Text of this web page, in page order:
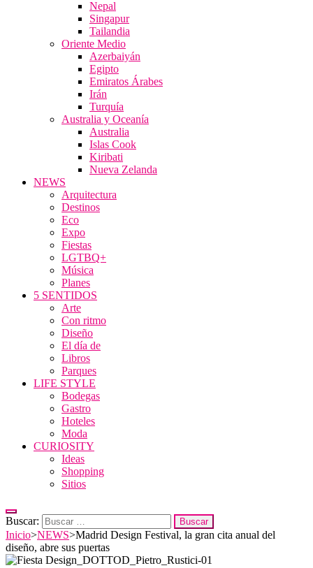
Nepal
Singapur
Tailandia
Oriente Medio
Azerbaiyán
Egipto
Emiratos Árabes
Irán
Turquía
Australia y Oceanía
Australia
Islas Cook
Kiribati
Nueva Zelanda
NEWS
Arquitectura
Destinos
Eco
Expo
Fiestas
LGTBQ+
Música
Planes
5 SENTIDOS
Arte
Con ritmo
Diseño
El día de
Libros
Parques
LIFE STYLE
Bodegas
Gastro
Hoteles
Moda
CURIOSITY
Ideas
Shopping
Sitios
Buscar:
Inicio>NEWS>Madrid Design Festival, la gran cita anual del
diseño, abre sus puertas